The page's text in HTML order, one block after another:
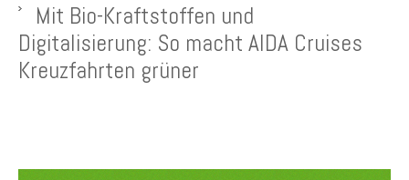
Mit Bio-Kraftstoffen und
Digitalisierung: So macht AIDA Cruises
Kreuzfahrten grüner